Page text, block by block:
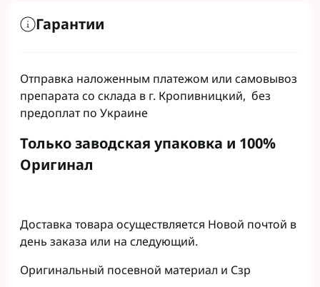
Гарантии
Отправка наложенным платежом или самовывоз
препарата со склада в г. Кропивницкий, без
предоплат по Украине
Только заводская упаковка и 100%
Оригинал
Доставка товара осуществляется Новой почтой в
день заказа или на следующий.
Оригинальный посевной материал и Сзр